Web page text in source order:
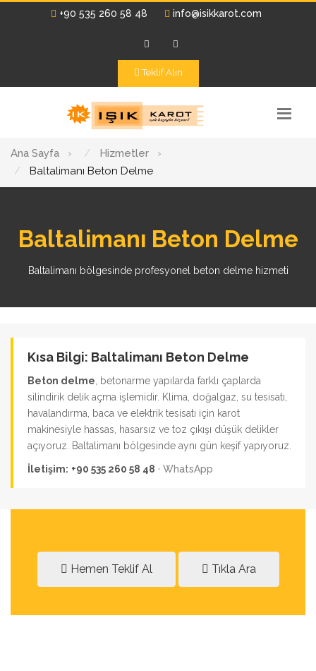
+90 535 260 58 48 info@isikkarot.com
Teklif Alın
Ana Sayfa › Hizmetler
›
Baltalimanı Beton Delme
Baltalimanı Beton Delme
Baltalimanı bölgesinde profesyonel beton delme hizmeti
Kısa Bilgi: Baltalimanı Beton Delme
Beton delme , betonarme yapılarda farklı çaplarda
silindirik delik açma işlemidir. Klima, doğalgaz, su tesisatı,
havalandırma, baca ve elektrik tesisatı için karot
makinesiyle hassas, hasarsız ve toz çıkışı düşük delikler
açıyoruz. Baltalimanı bölgesinde aynı gün keşif yapıyoruz.
İletişim: +90 535 260 58 48 · WhatsApp
Hemen Teklif Al Tıkla Ara